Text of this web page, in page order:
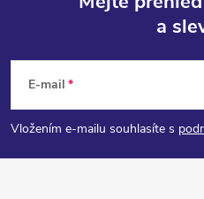
p
a
a
E-mail
Vložením e-mailu souhlasíte s